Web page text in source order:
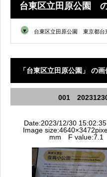
台東区立田原公園
▼ 台東区立田原公園 東京都台
「台東区立田原公園」 の画
001
Date:2023/12/30
Image
mm F value:7.1